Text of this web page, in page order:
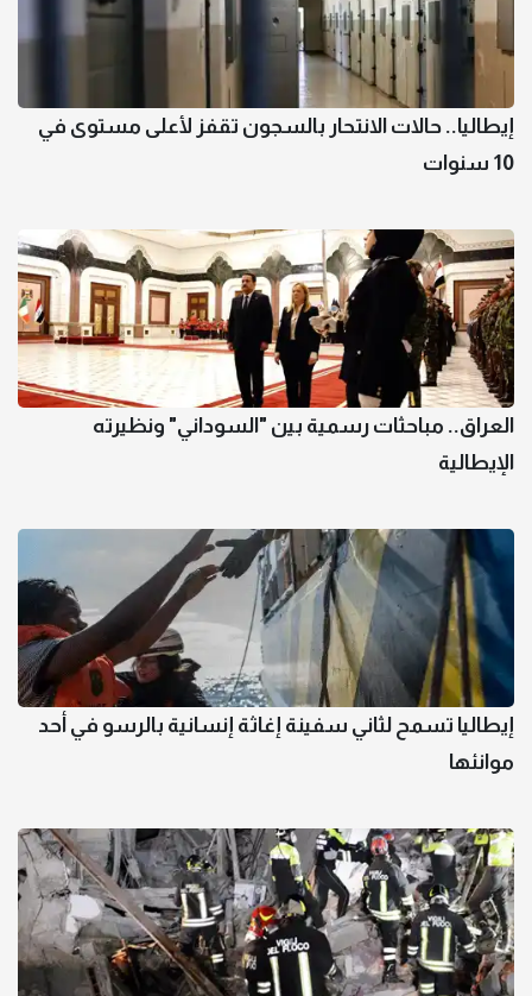
إيطاليا.. حالات الانتحار بالسجون تقفز لأعلى مستوى في
10 سنوات
العراق.. مباحثات رسمية بين "السوداني" ونظيرته
الإيطالية
إيطاليا تسمح لثاني سفينة إغاثة إنسانية بالرسو في أحد
موانئها